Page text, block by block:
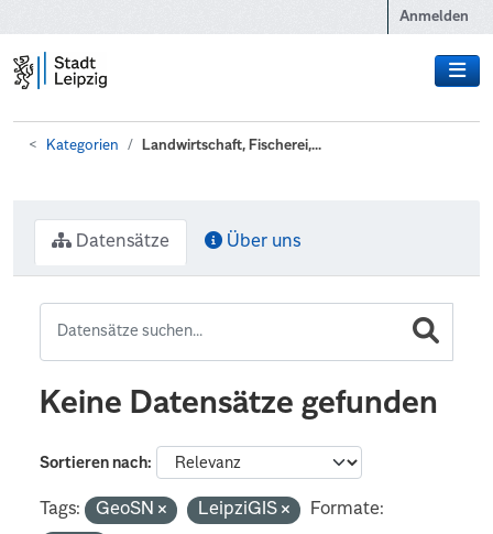
Anmelden
Kategorien Landwirtschaft, Fischerei,...
Datensätze Über uns
Keine Datensätze gefunden
Sortieren nach
Tags: GeoSN LeipziGIS
Formate: